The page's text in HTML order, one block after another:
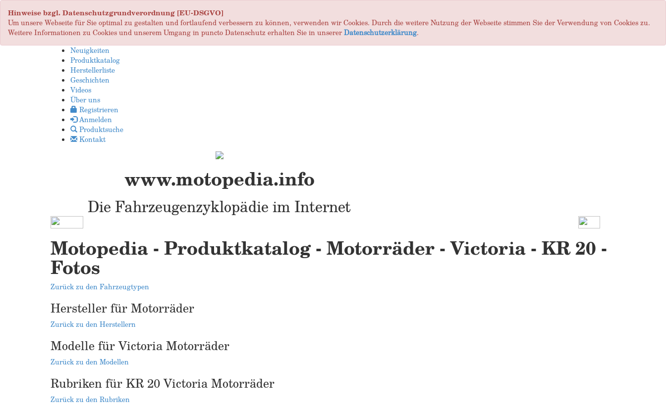
Hinweise bzgl. Datenschutzgrundverordnung [EU-DSGVO]
Um unsere Webseite für Sie optimal zu gestalten und fortlaufend verbessern zu können, verwenden wir Cookies. Durch die weitere Nutzung der Webseite stimmen Sie der Verwendung von Cookies zu.
Weitere Informationen zu Cookies und unserem Umgang in puncto Datenschutz erhalten Sie in unsererDatenschutzerklärung.
Neuigkeiten
Produktkatalog
Herstellerliste
Geschichten
Videos
Über uns
Registrieren
Anmelden
Produktsuche
Kontakt
www.motopedia.info
Die Fahrzeugenzyklopädie im Internet
Motopedia - Produktkatalog - Motorräder - Victoria - KR 20 -
Fotos
Zurück zu den Fahrzeugtypen
Hersteller für Motorräder
Zurück zu den Herstellern
Modelle für Victoria Motorräder
Zurück zu den Modellen
Rubriken für KR 20 Victoria Motorräder
Zurück zu den Rubriken